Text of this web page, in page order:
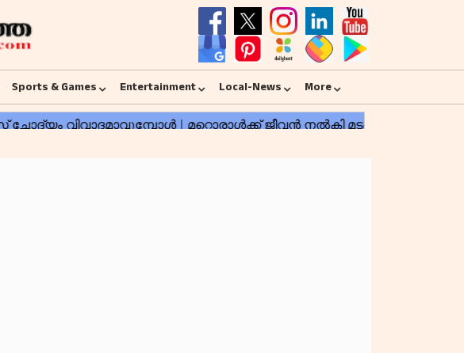
Sports & Games Entertainment Local-News More